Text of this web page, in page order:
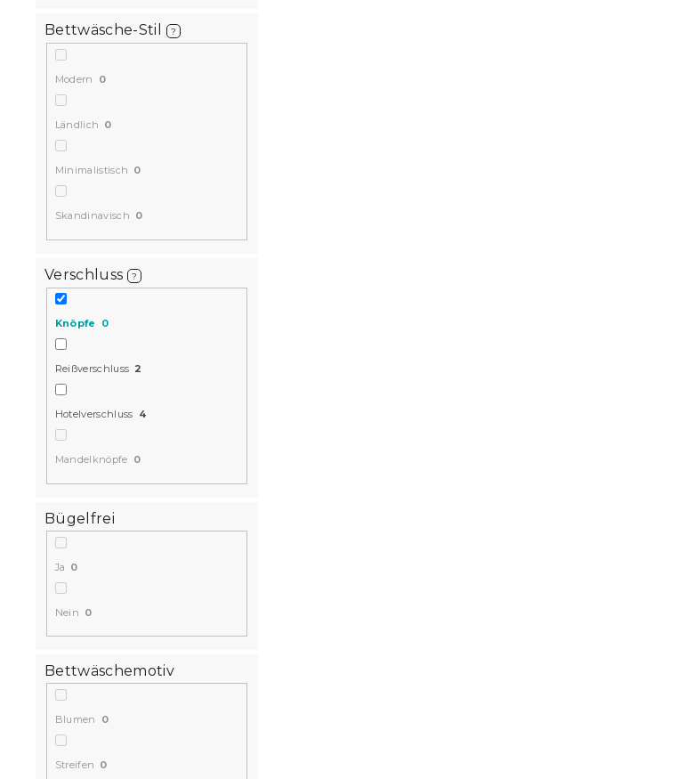
Bettwäsche-Stil ?
Modern 0
Ländlich 0
Minimalistisch 0
Skandinavisch 0
Verschluss ?
Knöpfe 0
Reißverschluss 2
Hotelverschluss 4
Mandelknöpfe 0
Bügelfrei
Ja 0
Nein 0
Bettwäschemotiv
Blumen 0
Streifen 0